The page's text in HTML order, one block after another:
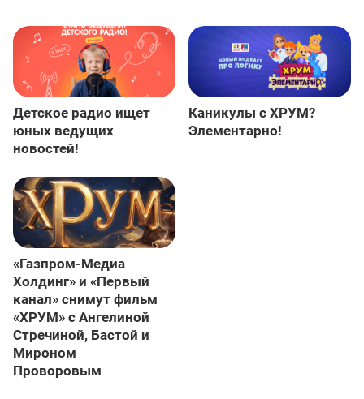
Детское радио ищет
юных ведущих
новостей!
Каникулы с ХРУМ?
Элементарно!
«Газпром-Медиа
Холдинг» и «Первый
канал» снимут фильм
«ХРУМ» с Ангелиной
Стречиной, Бастой и
Мироном
Проворовым